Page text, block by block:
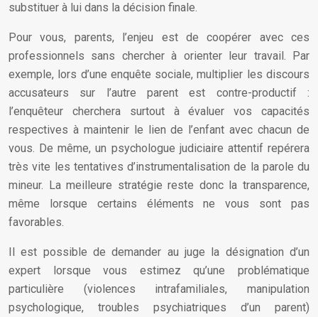
substituer à lui dans la décision finale.
Pour vous, parents, l’enjeu est de coopérer avec ces
professionnels sans chercher à orienter leur travail. Par
exemple, lors d’une enquête sociale, multiplier les discours
accusateurs sur l’autre parent est contre-productif :
l’enquêteur cherchera surtout à évaluer vos capacités
respectives à maintenir le lien de l’enfant avec chacun de
vous. De même, un psychologue judiciaire attentif repérera
très vite les tentatives d’instrumentalisation de la parole du
mineur. La meilleure stratégie reste donc la transparence,
même lorsque certains éléments ne vous sont pas
favorables.
Il est possible de demander au juge la désignation d’un
expert lorsque vous estimez qu’une problématique
particulière (violences intrafamiliales, manipulation
psychologique, troubles psychiatriques d’un parent)